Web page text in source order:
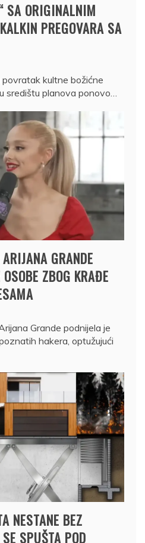
SA ORIGINALNIM
PREGOVARA SA
kultne božićne
središtu planova ponovo…
GRANDE
ZBOG KRAĐE
Grande podnijela je
hakera, optužujući
NESTANE BEZ
SPUŠTA POD